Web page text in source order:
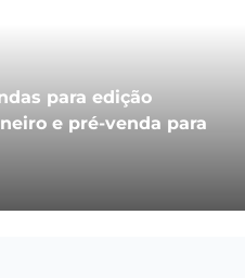
para edição
e pré-venda para